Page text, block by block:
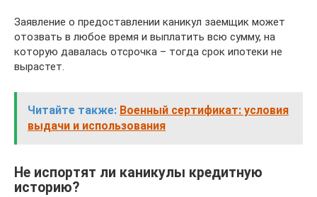
Заявление о предоставлении каникул заемщик может
отозвать в любое время и выплатить всю сумму, на
которую давалась отсрочка – тогда срок ипотеки не
вырастет.
Читайте также: Военный сертификат: условия
выдачи и использования
Не испортят ли каникулы кредитную
историю?